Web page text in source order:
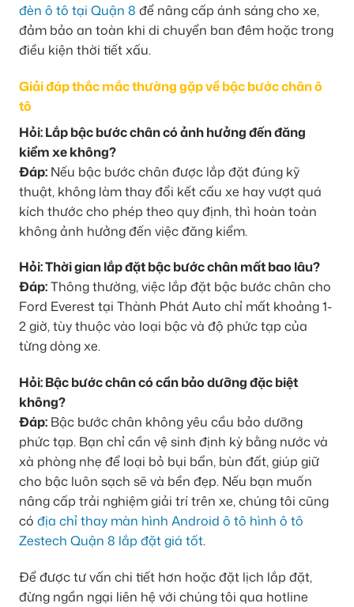
đèn ô tô tại Quận 8 để nâng cấp ánh sáng cho xe,
đảm bảo an toàn khi di chuyển ban đêm hoặc trong
điều kiện thời tiết xấu.
Giải đáp thắc mắc thường gặp về bậc bước chân ô
tô
Hỏi: Lắp bậc bước chân có ảnh hưởng đến đăng
kiểm xe không?
Đáp: Nếu bậc bước chân được lắp đặt đúng kỹ
thuật, không làm thay đổi kết cấu xe hay vượt quá
kích thước cho phép theo quy định, thì hoàn toàn
không ảnh hưởng đến việc đăng kiểm.
Hỏi: Thời gian lắp đặt bậc bước chân mất bao lâu?
Đáp:Thông thường, việc lắp đặt bậc bước chân cho
Ford Everest tại Thành Phát Auto chỉ mất khoảng 1-
2 giờ, tùy thuộc vào loại bậc và độ phức tạp của
từng dòng xe.
Hỏi: Bậc bước chân có cần bảo dưỡng đặc biệt
không?
Đáp: Bậc bước chân không yêu cầu bảo dưỡng
phức tạp. Bạn chỉ cần vệ sinh định kỳ bằng nước và
xà phòng nhẹ để loại bỏ bụi bẩn, bùn đất, giúp giữ
cho bậc luôn sạch sẽ và bền đẹp. Nếu bạn muốn
nâng cấp trải nghiệm giải trí trên xe, chúng tôi cũng
có địa chỉ thay màn hình Android ô tô hình ô tô
Zestech Quận 8 lắp đặt giá tốt.
Để được tư vấn chi tiết hơn hoặc đặt lịch lắp đặt,
đừng ngần ngại liên hệ với chúng tôi qua hotline